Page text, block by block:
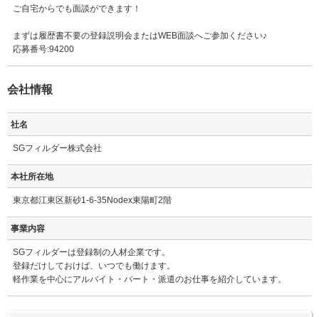
ご自宅からでも面談ができます！
まずは履歴書不要の登録説明会またはWEB面談へご参加ください♪
応募番号:94200
会社情報
社名
SGフィルダー株式会社
本社所在地
東京都江東区新砂1-6-35Nodex東陽町2階
事業内容
SGフィルダーは登録制の人材企業です。
登録だけしておけば、いつでも働けます。
軽作業を中心にアルバイト・パート・派遣のお仕事を紹介しています。